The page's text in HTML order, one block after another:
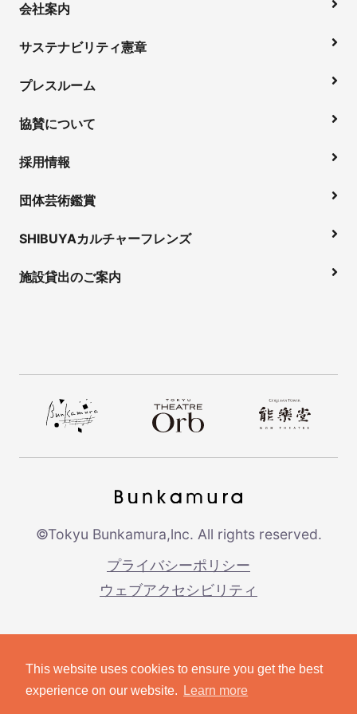
This website uses cookies to ensure you get the best
experience on our website.
Learn more
会社案内
サステナビリティ憲章
プレスルーム
協賛について
採用情報
団体芸術鑑賞
SHIBUYAカルチャーフレンズ
施設貸出のご案内
©Tokyu Bunkamura,lnc. All rights reserved.
プライバシーポリシー
ウェブアクセシビリティ